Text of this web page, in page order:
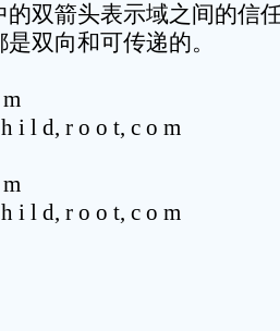
双箭头表示域之间的信
双向和可传递的。
i l d, r o o t, c o m
i l d, r o o t, c o m